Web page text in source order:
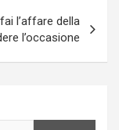
l’affare della
l’occasione